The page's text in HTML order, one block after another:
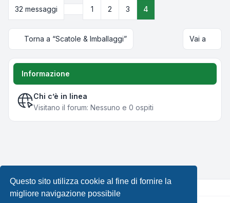
Questo sito utilizza cookie al fine di fornire la
migliore navigazione possibile
32 messaggi
Precedente
1 2 3 4
Torna a “Scatole & Imballaggi” Vai a
Informazione
Chi c’è in linea
Visitano il forum: Nessuno e 0 ospiti